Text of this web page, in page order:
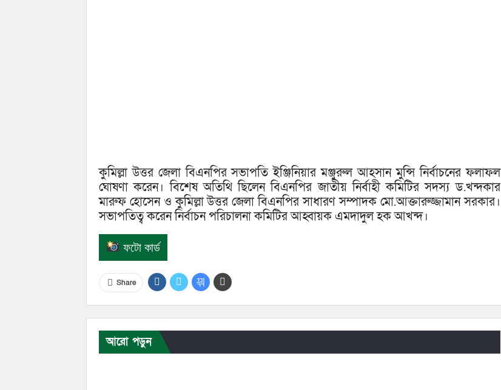
কুমিল্লা উত্তর জেলা বিএনপির সভাপতি ইঞ্জিনিয়ার মঞ্জুরুল আহসান মুন্সি নির্বাচনের ফলাফল
ঘোষণা করেন। বিশেষ অতিথি ছিলেন বিএনপির জাতীয় নির্বাহী কমিটির সদস্য ড.খন্দকার
মারুফ হোসেন ও কুমিল্লা উত্তর জেলা বিএনপির সাধারণ সম্পাদক মো.আক্তারুজ্জামান সরকার।
সভাপতিত্ব করেন নির্বাচন পরিচালনা কমিটির আহ্বায়ক এমদাদুল হক আখন্দ।
ফটো কার্ড
Share
আরো পড়ুন